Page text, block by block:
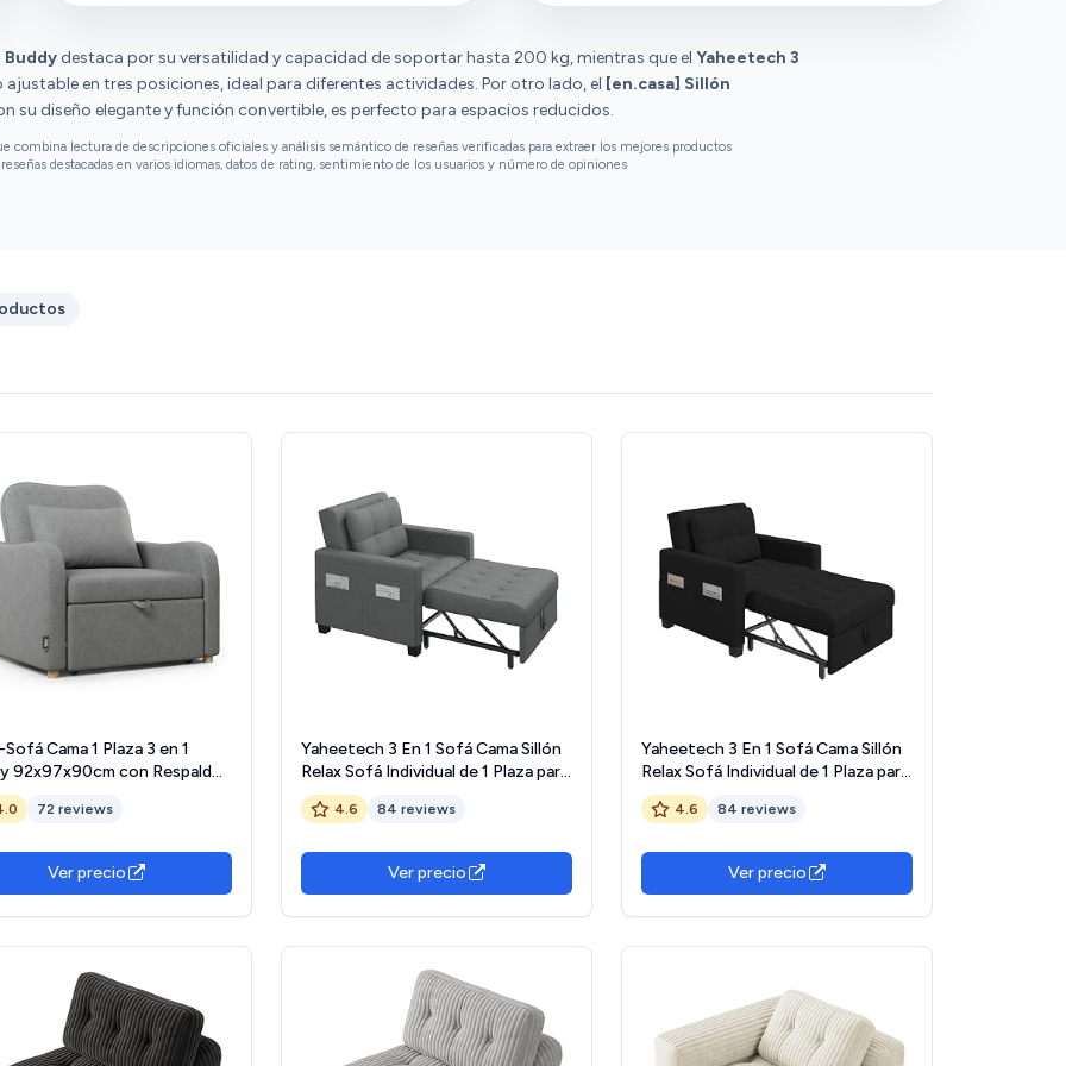
apariencia y la facilidad de uso son valorados
sobre la dureza son diversas.
Buddy destaca por su versatilidad y capacidad de soportar hasta 200 kg, mientras que el Yaheetech 3
ajustable en tres posiciones, ideal para diferentes actividades. Por otro lado, el [en.casa] Sillón
su diseño elegante y función convertible, es perfecto para espacios reducidos.
combina lectura de descripciones oficiales y análisis semántico de reseñas verificadas para extraer los mejores productos
destacadas en varios idiomas, datos de rating, sentimiento de los usuarios y número de opiniones
Cama 1 Plaza 3 en 1
92x97x90cm con Respaldo
2 Posiciones y Almohada.
Individual de Lino,
con Reposabrazos,
72 reviews
Ver precio
Yaheetech 3 En 1 Sofá Cama Sillón
Relax Sofá Individual de 1 Plaza para
Dormitorio Sala de Estar
Apartamento Sofá con Respaldo
4.6 84 reviews
Ver precio
Yaheetech 3 En 1 Sofá Cama Sillón
Relax Sofá Individual de 1 Plaza para
Dormitorio Sala de Estar
Apartamento Sofá con Respaldo
4.6 84 reviews
Ver precio